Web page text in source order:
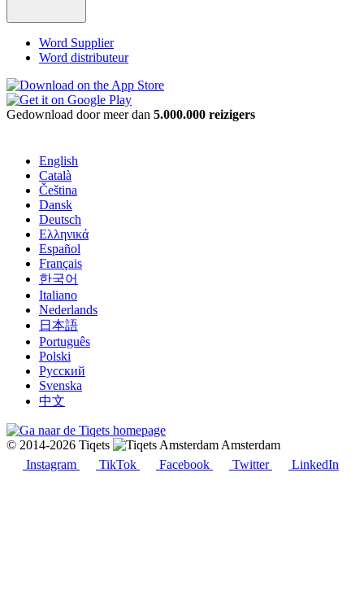
Word Supplier
Word distributeur
Gedownload door meer dan 5.000.000 reizigers
English
Català
Čeština
Dansk
Deutsch
Ελληνικά
Español
Français
한국어
Italiano
Nederlands
日本語
Português
Polski
Русский
Svenska
中文
© 2014-2026 Tiqets
Amsterdam
Instagram
TikTok Facebook Twitter LinkedIn